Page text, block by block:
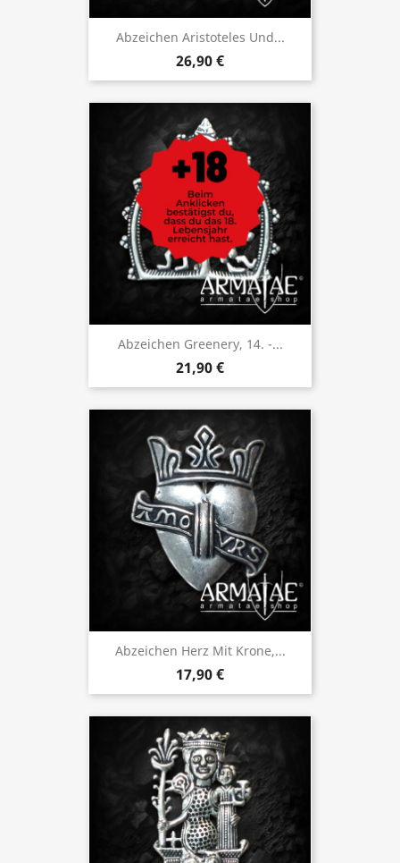
Abzeichen Aristoteles Und...
26,90 €
Abzeichen Greenery, 14. -...
21,90 €
Abzeichen Herz Mit Krone,...
17,90 €